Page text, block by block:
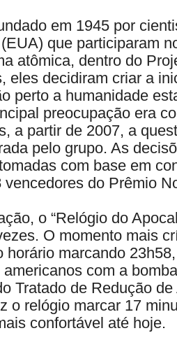
em 1945 por
que participaram
atômica, dentro do
eles decidiram criar a
perto a humanidade
preocupação era
a partir de 2007, a
pelo grupo. As
com base em
vencedores do Prêmio
o “Relógio do
O momento mais
horário marcando
com a
Tratado de Redução
o relógio marcar 17
confortável até hoje.